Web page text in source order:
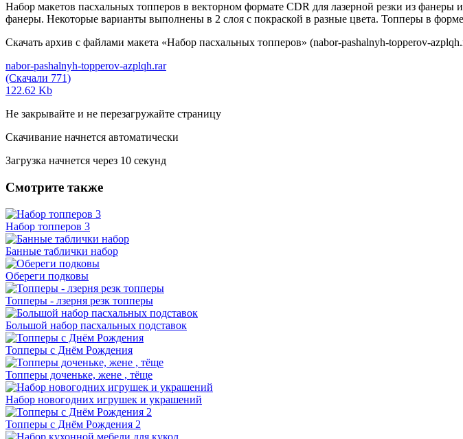
Набор макетов пасхальных топперов в векторном формате CDR для лазерной резки из
фанеры. Некоторые варианты выполнены в 2 слоя с покраской в разные цвета. Топперы в
Скачать архив с файлами макета «Набор пасхальных топперов» (nabor-pashalnyh-topperov-
nabor-pashalnyh-topperov-azplqh.rar
(Скачали 771)
122.62 Kb
Не закрывайте и не перезагружайте страницу
Скачивание начнется автоматически
Загрузка начнется через 10 секунд
Смотрите также
Набор топперов 3
Банные таблички набор
Обереги подковы
Топперы - лзерня резк топперы
Большой набор пасхальных подставок
Топперы с Днём Рождения
Топперы доченьке, жене , тёще
Набор новогодних игрушек и украшений
Топперы с Днём Рождения 2